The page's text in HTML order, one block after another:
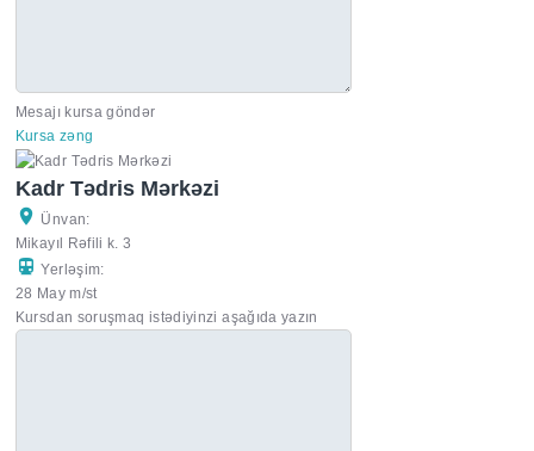
Mesajı kursa göndər
Kursa zəng
Kadr Tədris Mərkəzi
Ünvan:
Mikayıl Rəfili k. 3
Yerləşim:
28 May m/st
Kursdan soruşmaq istədiyinzi aşağıda yazın